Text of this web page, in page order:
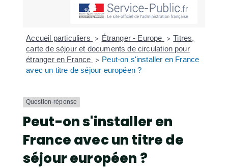
Accueil particuliers > Étranger - Europe > Titres,
carte de séjour et documents de circulation pour
étranger en France
> Peut-on s'installer en France
avec un titre de séjour européen ?
Question-réponse
Peut-on s'installer en
France avec un titre de
séjour européen ?